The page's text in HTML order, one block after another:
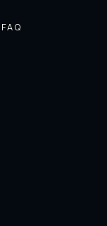
FAQ